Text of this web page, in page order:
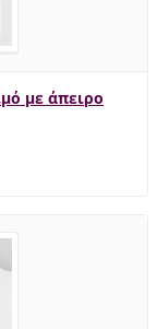
με άπειρο